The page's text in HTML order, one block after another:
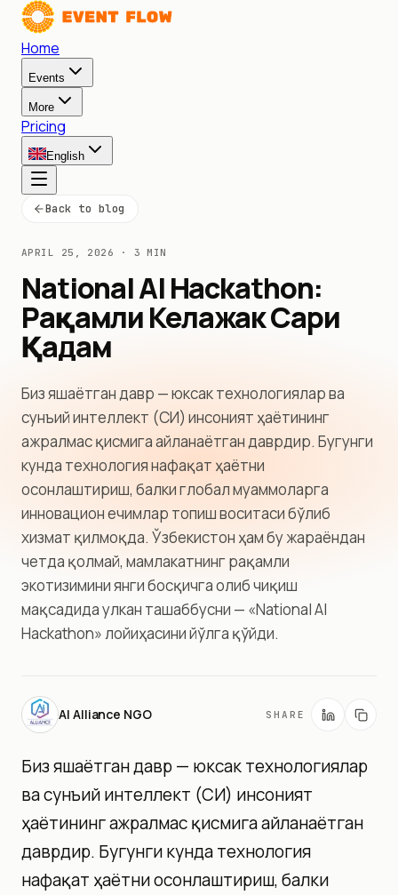
Home
Events
More
Pricing
English
Back to blog
APRIL 25, 2026 · 3 MIN
National AI Hackathon:
Рақамли Келажак Сари
Қадам
Биз яшаётган давр — юксак технологиялар ва
сунъий интеллект (СИ) инсоният ҳаётининг
ажралмас қисмига айланаётган даврдир. Бугунги
кунда технология нафақат ҳаётни
осонлаштириш, балки глобал муаммоларга
инновацион ечимлар топиш воситаси бўлиб
хизмат қилмоқда. Ўзбекистон ҳам бу жараёндан
четда қолмай, мамлакатнинг рақамли
экотизимини янги босқичга олиб чиқиш
мақсадида улкан ташаббусни — «National AI
Hackathon» лойиҳасини йўлга қўйди.
AI Alliance NGO SHARE
Биз яшаётган давр — юксак технологиялар
ва сунъий интеллект (СИ) инсоният
ҳаётининг ажралмас қисмига айланаётган
даврдир. Бугунги кунда технология
нафақат ҳаётни осонлаштириш, балки